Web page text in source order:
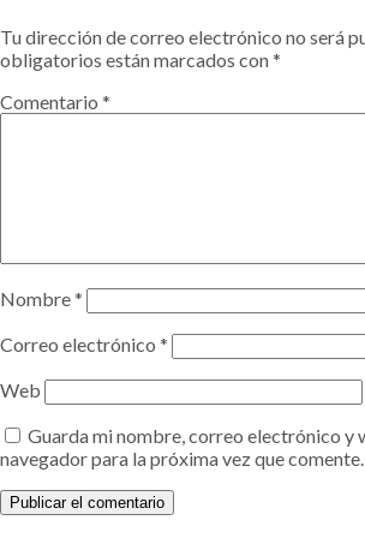
Tu dirección de correo electrónico no será
obligatorios están marcados con*
Comentario *
Nombre*
Correo electrónico *
Web
Guarda mi nombre, correo electrónico y
navegador para la próxima vez que comente.